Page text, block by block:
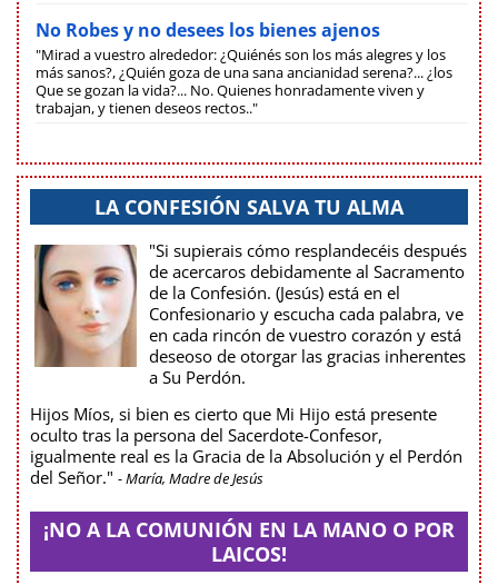
No Robes y no desees los bienes ajenos
"Mirad a vuestro alrededor: ¿Quiénés son los más alegres y los
más sanos?, ¿Quién goza de una sana ancianidad serena?... ¿los
Que se gozan la vida?... No. Quienes honradamente viven y
trabajan, y tienen deseos rectos.."
LA CONFESIÓN SALVA TU ALMA
"Si supierais cómo resplandecéis después
de acercaros debidamente al Sacramento
de la Confesión. (Jesús) está en el
Confesionario y escucha cada palabra, ve
en cada rincón de vuestro corazón y está
deseoso de otorgar las gracias inherentes
a Su Perdón.
Hijos Míos, si bien es cierto que Mi Hijo está presente
oculto tras la persona del Sacerdote-Confesor,
igualmente real es la Gracia de la Absolución y el Perdón
del Señor." - María, Madre de Jesús
¡NO A LA COMUNIÓN EN LA MANO O POR
LAICOS!